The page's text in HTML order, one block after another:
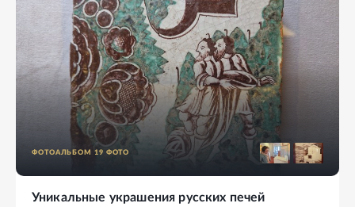
ФОТОАЛЬБОМ 19 ФОТО
Уникальные украшения русских печей